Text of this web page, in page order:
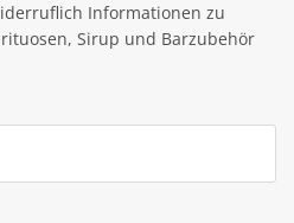
Informationen zu
Sirup und Barzubehör